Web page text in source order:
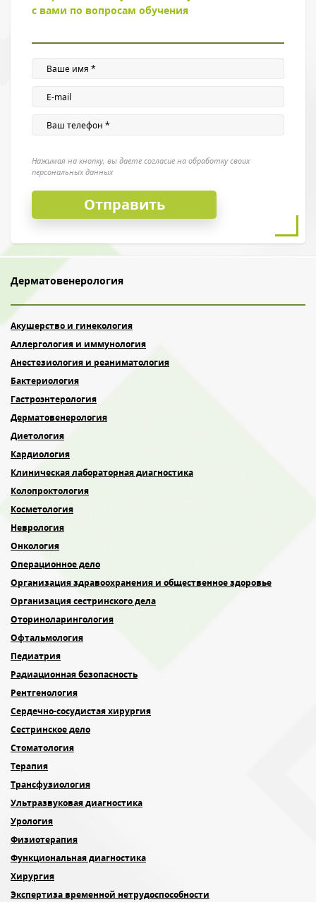
с вами по вопросам обучения
Нажимая на кнопку, вы даете согласие на обработку своих
персональных данных
Дерматовенерология
Акушерство и гинекология
Аллергология и иммунология
Анестезиология и реаниматология
Бактериология
Гастроэнтерология
Дерматовенерология
Диетология
Кардиология
Клиническая лабораторная диагностика
Колопроктология
Косметология
Неврология
Онкология
Операционное дело
Организация здравоохранения и общественное здоровье
Организация сестринского дела
Оториноларингология
Офтальмология
Педиатрия
Радиационная безопасность
Рентгенология
Сердечно-сосудистая хирургия
Сестринское дело
Стоматология
Терапия
Трансфузиология
Ультразвуковая диагностика
Урология
Физиотерапия
Функциональная диагностика
Хирургия
Экспертиза временной нетрудоспособности
Введите символы с картинки*